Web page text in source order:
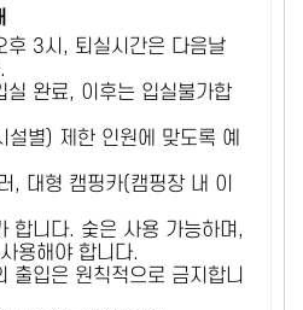
후 3시, 퇴실시간은 다음날
완료, 이후는 입실불가합
별) 제한 인원에 맞도록 예
, 대형 캠핑카(캠핑장 내 이
합니다. 숯은 사용 가능하며,
용해야 합니다.
출입은 원칙적으로 금지합니